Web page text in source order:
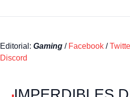
Editorial: Gaming / Facebook /
Discord